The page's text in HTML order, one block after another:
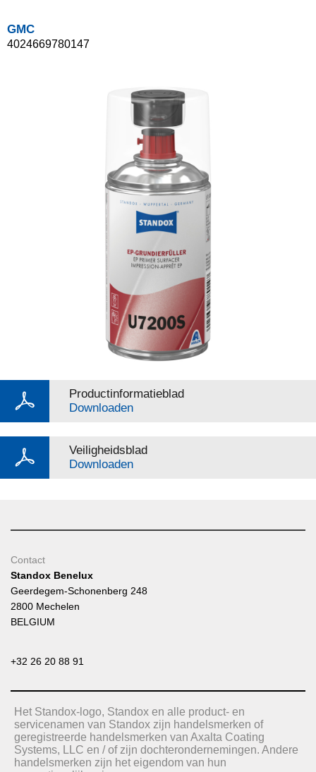
GMC
4024669780147
Productinformatieblad
Downloaden
Veiligheidsblad
Downloaden
Contact
Standox Benelux
Geerdegem-Schonenberg 248
2800 Mechelen
BELGIUM
+32 26 20 88 91
Het Standox-logo, Standox en alle product- en
servicenamen van Standox zijn handelsmerken of
geregistreerde handelsmerken van Axalta Coating
Systems, LLC en / of zijn dochterondernemingen. Andere
handelsmerken zijn het eigendom van hun